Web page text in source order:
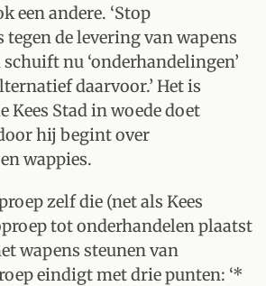
een andere. ‘Stop
tegen de levering van wapens
nu ‘onderhandelingen’
daarvoor.’ Het is
Kees Stad in woede doet
hij begint over
wappies.
zelf die (net als Kees
tot onderhandelen plaatst
wapens steunen van
eindigt met drie punten: ‘*